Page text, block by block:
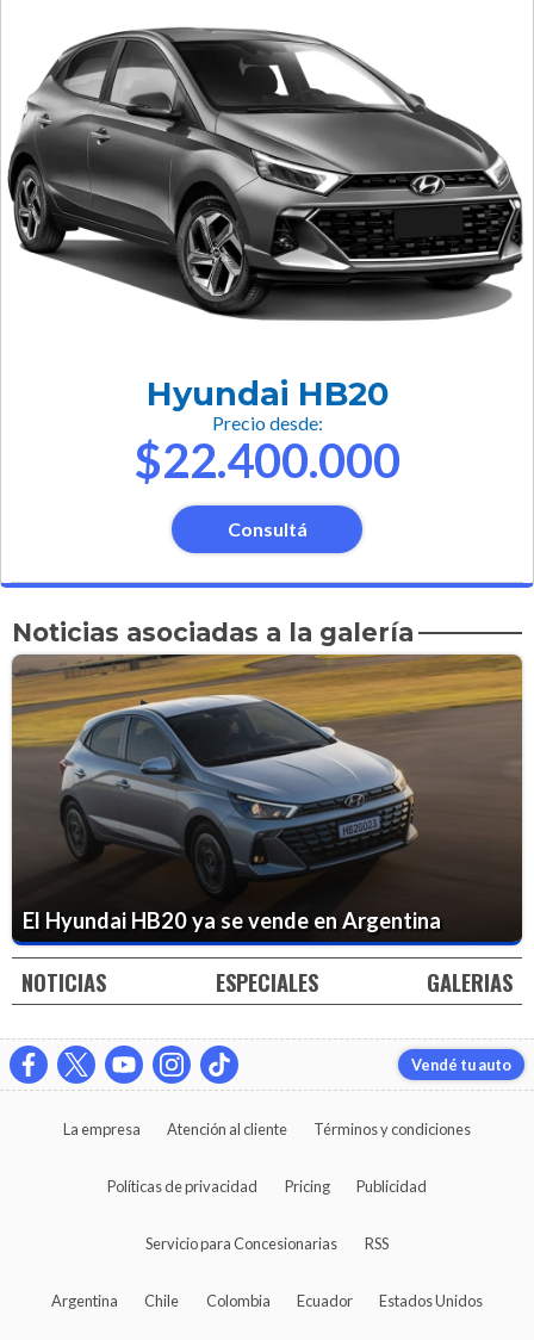
Hyundai HB20
Precio desde:
$22.400.000
Consultá
Noticias asociadas a la galería
El Hyundai HB20 ya se vende en Argentina
NOTICIAS ESPECIALES GALERIAS
Vendé tu auto
La empresa Atención al cliente Términos y condiciones
Políticas de privacidad Pricing Publicidad
Servicio para Concesionarias RSS
Argentina Chile Colombia Ecuador Estados Unidos